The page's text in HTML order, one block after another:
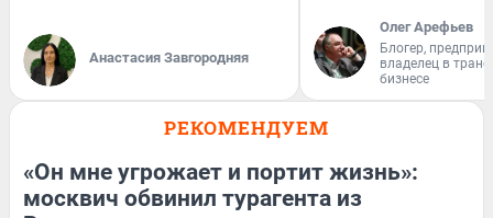
Анастасия Завгородняя
Олег Арефьев
Блогер,
владелец в
бизнесе
РЕКОМЕНДУЕМ
«Он мне угрожает и портит жизнь»:
москвич обвинил турагента из